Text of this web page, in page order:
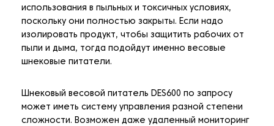
использования в пыльных и токсичных условиях,
поскольку они полностью закрыты. Если надо
изолировать продукт, чтобы защитить рабочих от
пыли и дыма, тогда подойдут именно весовые
шнековые питатели.
Шнековый весовой питатель DES600 по запросу
может иметь систему управления разной степени
сложности. Возможен даже удаленный мониторинг